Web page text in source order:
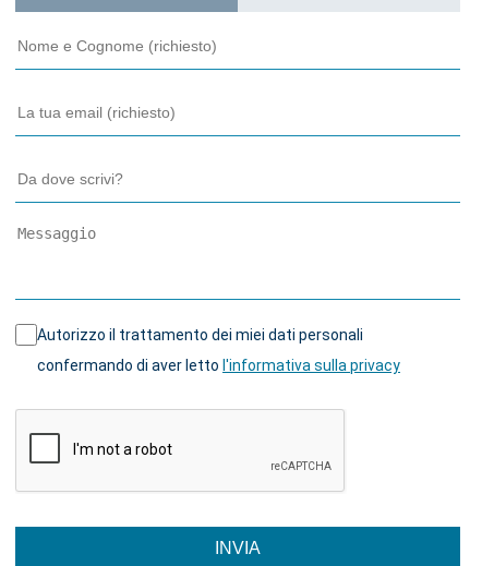
Autorizzo il trattamento dei miei dati personali
confermando di aver letto l'informativa sulla privacy
INVIA